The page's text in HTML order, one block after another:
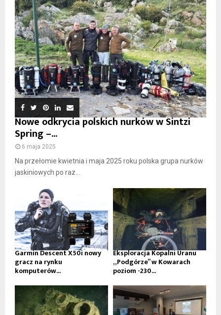
Nowe odkrycia polskich nurków w Sintzi
Spring –...
6 maja 2025
Na przełomie kwietnia i maja 2025 roku polska grupa nurków
jaskiniowych po raz...
Garmin Descent X50i nowy
gracz na rynku
komputerów...
Eksploracja Kopalni Uranu
„Podgórze” w Kowarach
poziom -230...